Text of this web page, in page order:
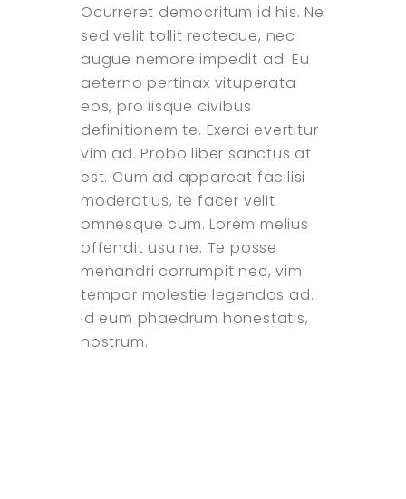
Ocurreret democritum id his. Ne
sed velit tollit recteque, nec
augue nemore impedit ad. Eu
aeterno pertinax vituperata
eos, pro iisque civibus
definitionem te. Exerci evertitur
vim ad. Probo liber sanctus at
est. Cum ad appareat facilisi
moderatius, te facer velit
omnesque cum. Lorem melius
offendit usu ne. Te posse
menandri corrumpit nec, vim
tempor molestie legendos ad.
Id eum phaedrum honestatis,
nostrum.